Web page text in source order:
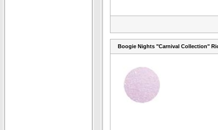
Boogie Nights "Carnival Collection"